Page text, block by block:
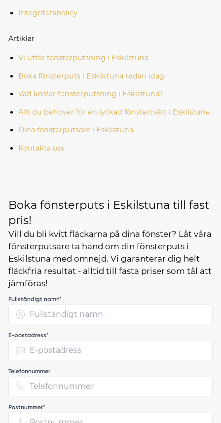
Integritetspolicy
Artiklar
Vi utför fönsterputsning i Eskilstuna
Boka fönsterputs i Eskilstuna redan idag
Vad kostar fönsterputsning i Eskilstuna?
Allt du behöver för en lyckad fönstertvätt i Eskilstuna
Dina fönsterputsare i Eskilstuna
Kontakta oss
Boka fönsterputs i Eskilstuna till fast
pris!
Vill du bli kvitt fläckarna på dina fönster? Låt våra
fönsterputsare ta hand om din fönsterputs i
Eskilstuna med omnejd. Vi garanterar dig helt
fläckfria resultat - alltid till fasta priser som tål att
jämföras!
Fullständigt namn*
E-postadress*
Telefonnummer
Postnummer*